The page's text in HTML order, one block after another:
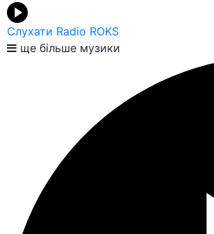
Слухати Radio ROKS
ще більше музики